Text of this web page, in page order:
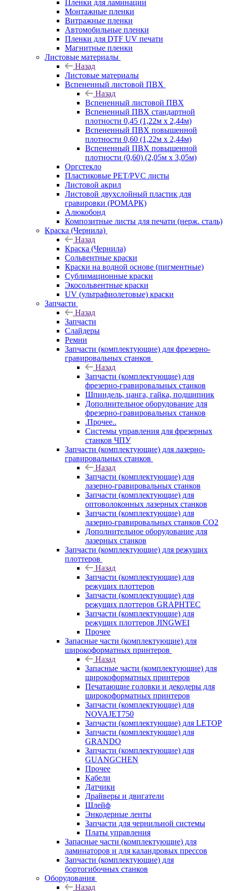
Пленки для ламинации
Монтажные пленки
Витражные пленки
Автомобильные пленки
Пленки для DTF UV печати
Магнитные пленки
Листовые материалы
Назад
Листовые материалы
Вспененный листовой ПВХ
Назад
Вспененный листовой ПВХ
Вспененный ПВХ стандартной
плотности 0,45 (1,22м х 2,44м)
Вспененный ПВХ повышенной
плотности 0,60 (1,22м х 2,44м)
Вспененный ПВХ повышенной
плотности (0,60) (2,05м х 3,05м)
Оргстекло
Пластиковые PET/PVC листы
Листовой акрил
Листовой двухслойный пластик для
гравировки (РОМАРК)
Алюкобонд
Композитные листы для печати (нерж. сталь)
Краска (Чернила)
Назад
Краска (Чернила)
Сольвентные краски
Краски на водной основе (пигментные)
Сублимационные краски
Экосольвентные краски
UV (ультрафиолетовые) краски
Запчасти
Назад
Запчасти
Слайдеры
Ремни
Запчасти (комплектующие) для фрезерно-
гравировальных станков
Назад
Запчасти (комплектующие) для
фрезерно-гравировальных станков
Шпиндель, цанга, гайка, подшипник
Дополнительное оборудование для
фрезерно-гравировальных станков
.Прочее..
Системы управления для фрезерных
станков ЧПУ
Запчасти (комплектующие) для лазерно-
гравировальных станков
Назад
Запчасти (комплектующие) для
лазерно-гравировальных станков
Запчасти (комплектующие) для
оптоволоконных лазерных станков
Запчасти (комплектующие) для
лазерно-гравировальных станков CO2
Дополнительное оборудование для
лазерных станков
Запчасти (комплектующие) для режущих
плоттеров
Назад
Запчасти (комплектующие) для
режущих плоттеров
Запчасти (комплектующие) для
режущих плоттеров GRAPHTEC
Запчасти (комплектующие) для
режущих плоттеров JINGWEI
Прочее
Запасные части (комплектующие) для
широкоформатных принтеров
Назад
Запасные части (комплектующие) для
широкоформатных принтеров
Печатающие головки и декодеры для
широкоформатных принтеров
Запчасти (комплектующие) для
NOVAJET750
Запчасти (комплектующие) для LETOP
Запчасти (комплектующие) для
GRANDO
Запчасти (комплектующие) для
GUANGCHEN
Прочее
Кабели
Датчики
Драйверы и двигатели
Шлейф
Энкодерные ленты
Запчасти для чернильной системы
Платы управления
Запасные части (комплектующие) для
ламинаторов и для каландровых прессов
Запчасти (комплектующие) для
бортогибочных станков
Оборудования
Назад